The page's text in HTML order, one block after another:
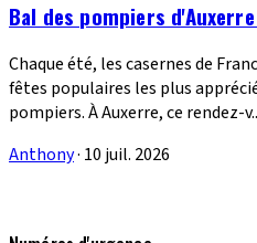
Bal des pompiers
Chaque été, les casernes de
fêtes populaires les plus
pompiers. À Auxerre, ce rendez-
Anthony· 10 juil. 2026